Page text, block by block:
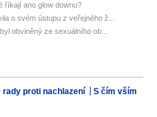
říkají ano glow downu?
o svém ústupu z veřejného ž...
obviněný ze sexuálního ob...
rady proti nachlazení
S čím vším